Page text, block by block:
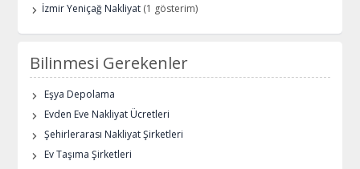
İzmir Yeniçağ Nakliyat (1 gösterim)
Bilinmesi Gerekenler
Eşya Depolama
Evden Eve Nakliyat Ücretleri
Şehirlerarası Nakliyat Şirketleri
Ev Taşıma Şirketleri